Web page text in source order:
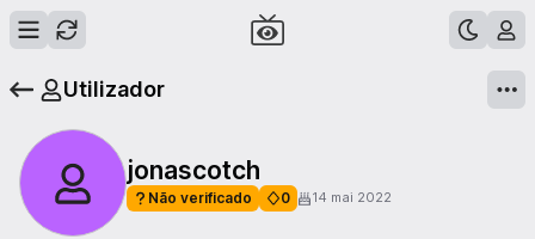
Utilizador
jonascotch
Não verificado 0 14 mai 2022